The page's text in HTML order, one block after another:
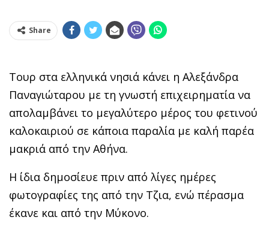
Share
Τουρ στα ελληνικά νησιά κάνει η Αλεξάνδρα
Παναγιώταρου με τη γνωστή επιχειρηματία να
απολαμβάνει το μεγαλύτερο μέρος του φετινού
καλοκαιριού σε κάποια παραλία με καλή παρέα
μακριά από την Αθήνα.
Η ίδια δημοσίευε πριν από λίγες ημέρες
φωτογραφίες της από την Τζια, ενώ πέρασμα
έκανε και από την Μύκονο.